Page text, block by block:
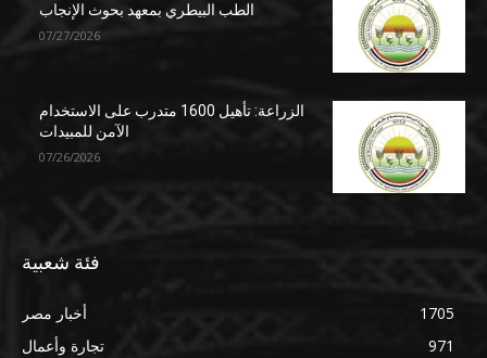
الطب البيطري بمعهد بحوث الإنجاب
07/27/2026
الزراعة: تأهيل 1600 متدرب على الاستخدام
الآمن للمبيدات
07/26/2026
فئة شعبية
أخبار مصر
1705
تجارة وأعمال
971